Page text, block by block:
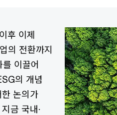
후 이제
의 전환까지
이끌어
의 개념
논의가
금 국내·